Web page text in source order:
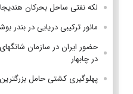
لکه نفتی ساحل بحرکان
مانور ترکیبی دریایی در بندر
حضور ایران در سازمان
در چابهار
پهلوگیری کشتی حامل